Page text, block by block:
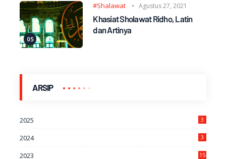
#Shalawat Agustus 27, 2021
Khasiat Sholawat Ridho, Latin
dan Artinya
ARSIP
2025 3
2024 3
2023 15